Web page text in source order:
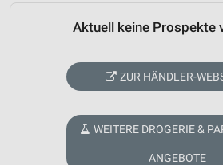
Aktuell keine Prospekte
ZUR HÄNDLER-
WEITERE DROGERIE &
ANGEBOTE